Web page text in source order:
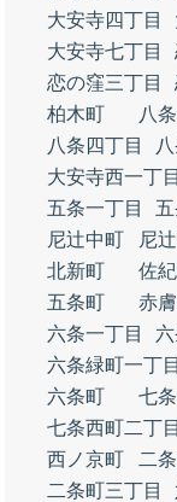
大安寺四丁目
大安寺七丁目
恋の窪三丁目
柏木町
八
八条四丁目
大安寺西一丁目
五条一丁目
尼辻中町
尼
北新町
佐
五条町
赤
六条一丁目
六条緑町一丁目
六条町
七
七条西町二丁目
西ノ京町
二
二条町三丁目